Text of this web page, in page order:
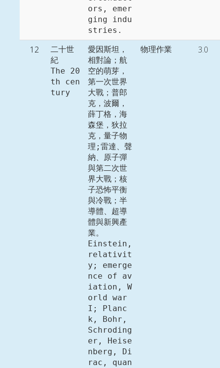
ors, emer
ging indu
stries.
12
二十世
紀
The 20
th cen
tury
愛因斯坦，
相對論；航
空的萌芽，
第一次世界
大戰；普郎
克，波爾，
薛丁格，海
森堡，狄拉
克，量子物
理;雷達、聲
納、原子彈
與第二次世
界大戰；核
子恐怖平衡
與冷戰；半
導體、超導
體與新興產
業。
Einstein,
relativit
y; emerge
nce of av
iation, W
orld war
I; Planc
k, Bohr,
Schroding
er, Heise
nberg, Di
rac, quan
物理作業 3.0